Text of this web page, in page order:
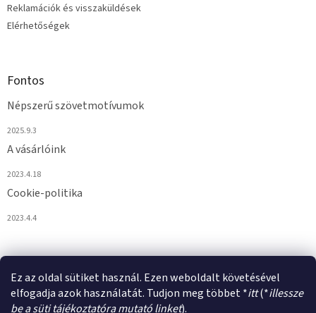
Ez az oldal sütiket használ. Ezen weboldalt követésével
elfogadja azok használatát. Tudjon meg többet *itt(*illessze
be a süti tájékoztatóra mutató linket).
Reklamációk és visszaküldések
Elérhetőségek
Fontos
Népszerű szövetmotívumok
2025.9.3
A vásárlóink
2023.4.18
Cookie-politika
2023.4.4